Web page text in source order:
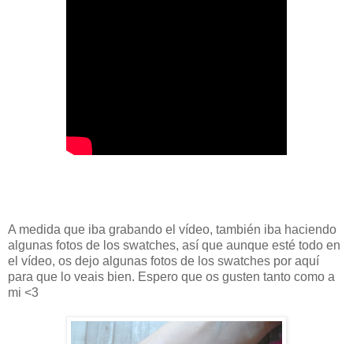
A medida que iba grabando el vídeo, también iba haciendo
algunas fotos de los swatches, así que aunque esté todo en
el vídeo, os dejo algunas fotos de los swatches por aquí
para que lo veais bien. Espero que os gusten tanto como a
mi <3